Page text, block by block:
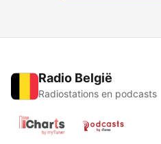
Radio België
Radiostations en podcasts